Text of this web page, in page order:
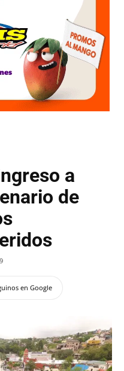
a
de
en Google